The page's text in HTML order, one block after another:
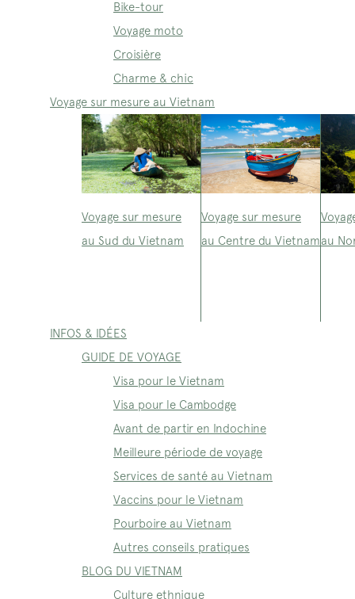
Bike-tour
Voyage moto
Croisière
Charme & chic
Voyage sur mesure au Vietnam
Voyage sur mesure
au Sud du Vietnam
Voyage sur mesure
au Centre du Vietnamau
INFOS & IDÉES
GUIDE DE VOYAGE
Visa pour le Vietnam
Visa pour le Cambodge
Avant de partir en Indochine
Meilleure période de voyage
Services de santé au Vietnam
Vaccins pour le Vietnam
Pourboire au Vietnam
Autres conseils pratiques
BLOG DU VIETNAM
Culture ethnique